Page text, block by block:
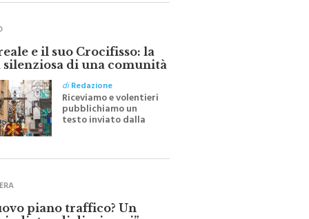
e il suo Crocifisso: la
di una comunità
diRedazione
Riceviamo e volentieri
pubblichiamo un
testo inviato dalla
scrittrice monrealese
Festa del Santissimo
piano traffico? Un
indietro di dieci anni”